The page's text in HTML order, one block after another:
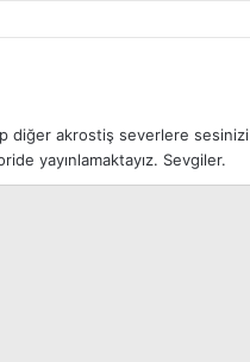
diğer akrostiş severlere sesinizi
yayınlamaktayız. Sevgiler.